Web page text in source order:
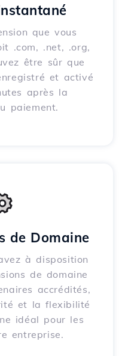
que vous
.com, .net, .org,
être sûr que
et activé
après la
paiement.
de Domaine
à disposition
de domaine
accrédités,
et la flexibilité
idéal pour les
entreprise.